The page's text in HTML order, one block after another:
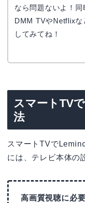
なら問題ないよ！
DMM TVやNetflixな
してみてね！
スマートTV
法
スマートTVで
には、テレビ本体の
高画質視聴に必